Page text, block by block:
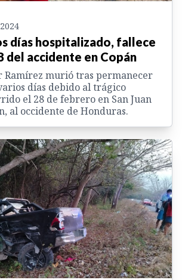
días hospitalizado, fallece
del accidente en Copán
Ramírez murió tras permanecer
días debido al trágico
el 28 de febrero en San Juan
al occidente de Honduras.